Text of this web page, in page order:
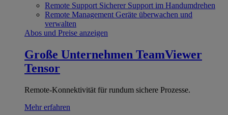
Remote Support Sicherer Support im Handumdrehen
Remote Management Geräte überwachen und
verwalten
Abos und Preise anzeigen
Große Unternehmen TeamViewer
Tensor
Remote-Konnektivität für rundum sichere Prozesse.
Mehr erfahren